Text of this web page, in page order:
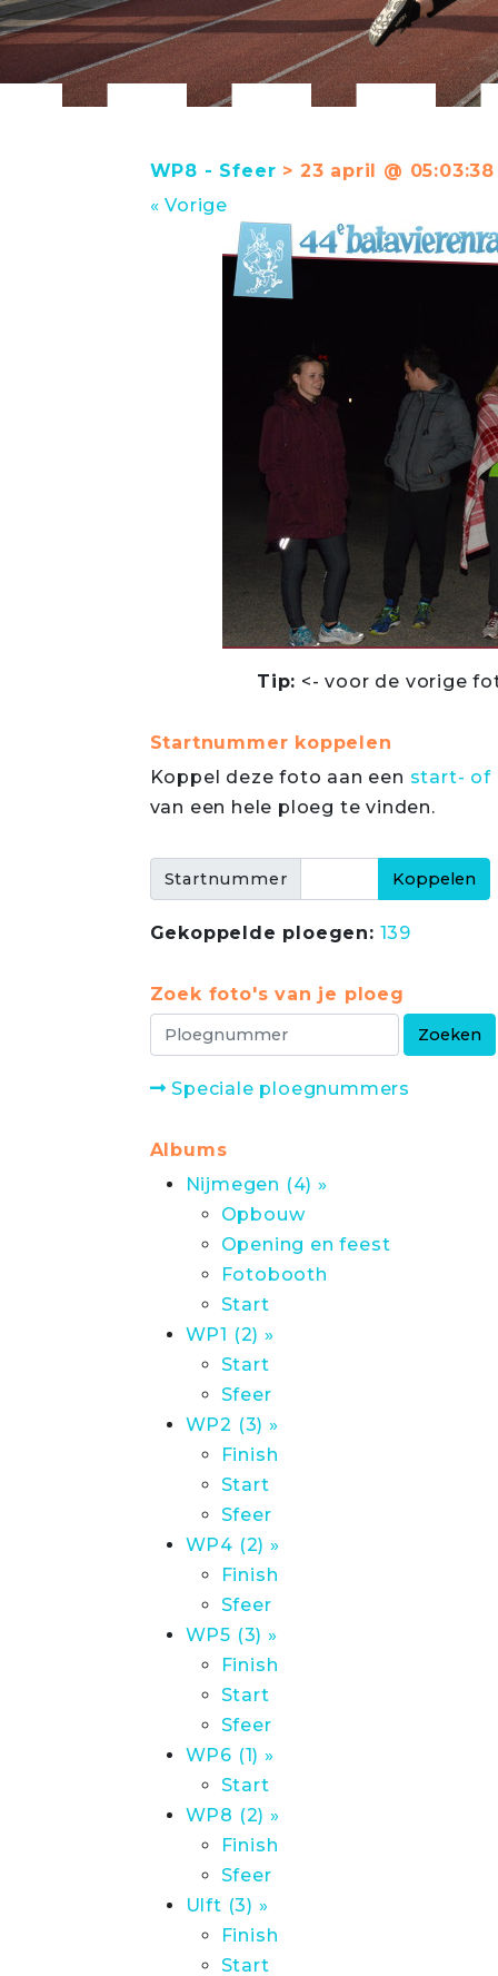
WP8 - Sfeer > 23 april @ 05:03:38
« Vorige
Tip: <- voor de vorige
Startnummer koppelen
Koppel deze foto aan een start- of
van een hele ploeg te vinden.
Startnummer
Gekoppelde ploegen: 139
Zoek foto's van je ploeg
Speciale ploegnummers
Albums
Nijmegen (4) »
Opbouw
Opening en feest
Fotobooth
Start
WP1 (2) »
Start
Sfeer
WP2 (3) »
Finish
Start
Sfeer
WP4 (2) »
Finish
Sfeer
WP5 (3) »
Finish
Start
Sfeer
WP6 (1) »
Start
WP8 (2) »
Finish
Sfeer
Ulft (3) »
Finish
Start